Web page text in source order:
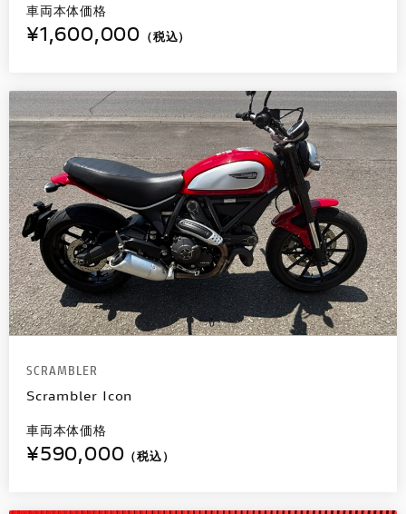
車両本体価格
¥1,600,000 （税込）
SCRAMBLER
Scrambler Icon
車両本体価格
¥590,000 （税込）